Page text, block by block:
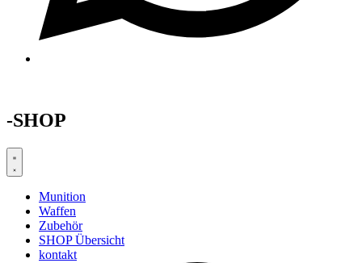
-SHOP
Munition
Waffen
Zubehör
SHOP Übersicht
kontakt